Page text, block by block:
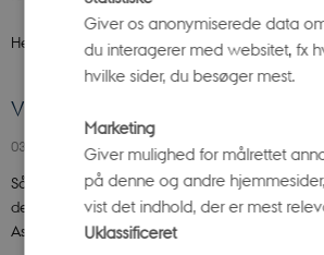
Henover sommeren har mange…
Vild med formørkelser? Kig op i
03. marts 2025
Så er der serveret for alle astronomi-fans.
delvis solformørkelse, flotte galakser og en
Astrofysiker…
Giver os anonymiserede data
du interagerer med websitet, fx
hvilke sider, du besøger mest.
Marketing
Giver mulighed for målrettet
på denne og andre
vist det indhold, der er mest
Uklassificeret